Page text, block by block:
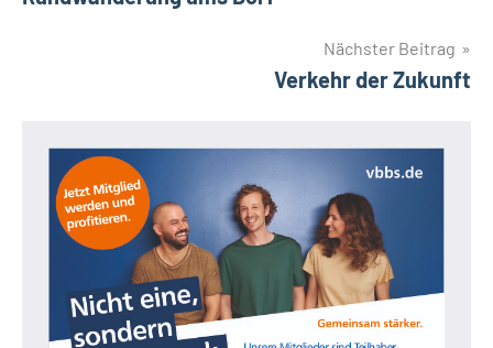
Nächster Beitrag
Verkehr der Zukunft